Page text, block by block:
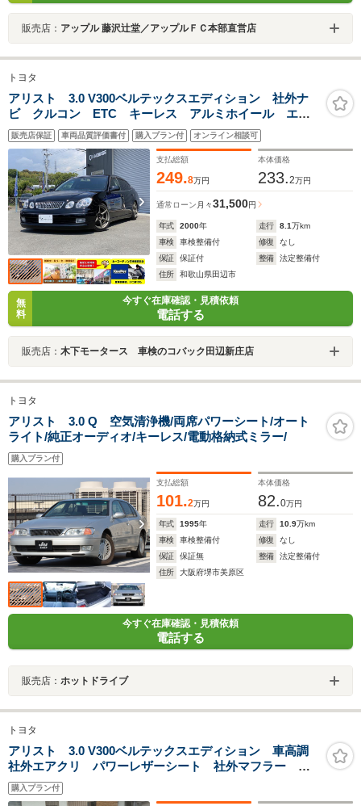
販売店： アップル 藤沢辻堂／アップルＦＣ本部直営店
トヨタ
アリスト 3.0 V300ベルテックスエディション 社外ナ
ビ クルコン ETC キーレス アルミホイール エア
バック ABS パワーウィンドウ パワステ ブルート
ゥース CD TV
販売店保証 車両品質評価書付 購入プラン付 オンライン相談可
支払総額
249.8万円
本体価格
233.2万円
通常ローン 月々31,500円
年式 2000年 走行 8.1万km
車検
車検整備付 修復
なし
保証
保証付 整備
法定整備付
住所
和歌山県田辺市
無
料
今すぐ在庫確認・見積依頼
電話する
販売店： 木下モータース 車検のコバック田辺新庄店
トヨタ
アリスト 3.0 Q 空気清浄機/両席パワーシート/オート
ライト/純正オーディオ/キーレス/電動格納式ミラー/
購入プラン付
支払総額
101.2万円
本体価格
82.0万円
年式 1995年 走行 10.9万km
車検
車検整備付 修復
なし
保証
保証無 整備
法定整備付
住所
大阪府堺市美原区
今すぐ在庫確認・見積依頼
電話する
販売店： ホットドライブ
トヨタ
アリスト 3.0 V300ベルテックスエディション 車高調
社外エアクリ パワーレザーシート 社外マフラー リ
フトダウンモニター エンジンカバーペイント
購入プラン付